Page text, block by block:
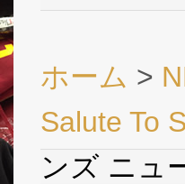
ホーム >
Salute To
ンズ ニュ